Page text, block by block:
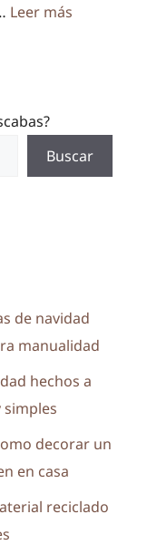
Leer más
Buscar
de navidad
manualidad
hechos a
simples
decorar un
en casa
reciclado